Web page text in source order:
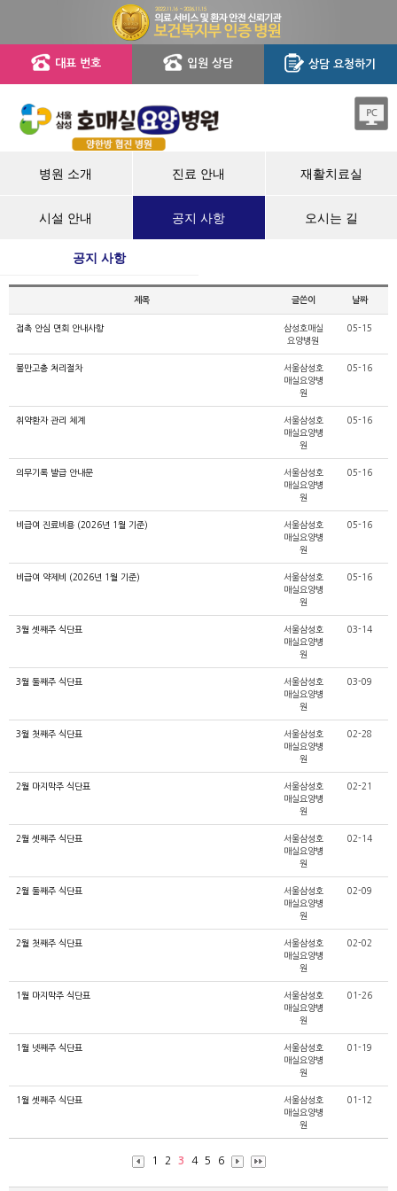
대표 번호 입원 상담 상담 요청하기
병원 소개 진료 안내 재활치료실
시설 안내 공지 사항 오시는 길
공지 사항
제목 글쓴이 날짜
접촉 안심 면회 안내사항
삼성호매실
요양병원
05-15
불만고충 처리절차
서울삼성호
매실요양병
원
05-16
취약환자 관리 체계
서울삼성호
매실요양병
원
05-16
의무기록 발급 안내문
서울삼성호
매실요양병
원
05-16
비급여 진료비용 (2026년 1월 기준)
서울삼성호
매실요양병
원
05-16
비급여 약제비 (2026년 1월 기준)
서울삼성호
매실요양병
원
05-16
3월 셋째주 식단표
서울삼성호
매실요양병
원
03-14
3월 둘째주 식단표
서울삼성호
매실요양병
원
03-09
3월 첫째주 식단표
서울삼성호
매실요양병
원
02-28
2월 마지막주 식단표
서울삼성호
매실요양병
원
02-21
2월 셋째주 식단표
서울삼성호
매실요양병
원
02-14
2월 둘째주 식단표
서울삼성호
매실요양병
원
02-09
2월 첫째주 식단표
서울삼성호
매실요양병
원
02-02
1월 마지막주 식단표
서울삼성호
매실요양병
원
01-26
1월 넷째주 식단표
서울삼성호
매실요양병
원
01-19
1월 셋째주 식단표
서울삼성호
매실요양병
원
01-12
1 2 3 4 5 6